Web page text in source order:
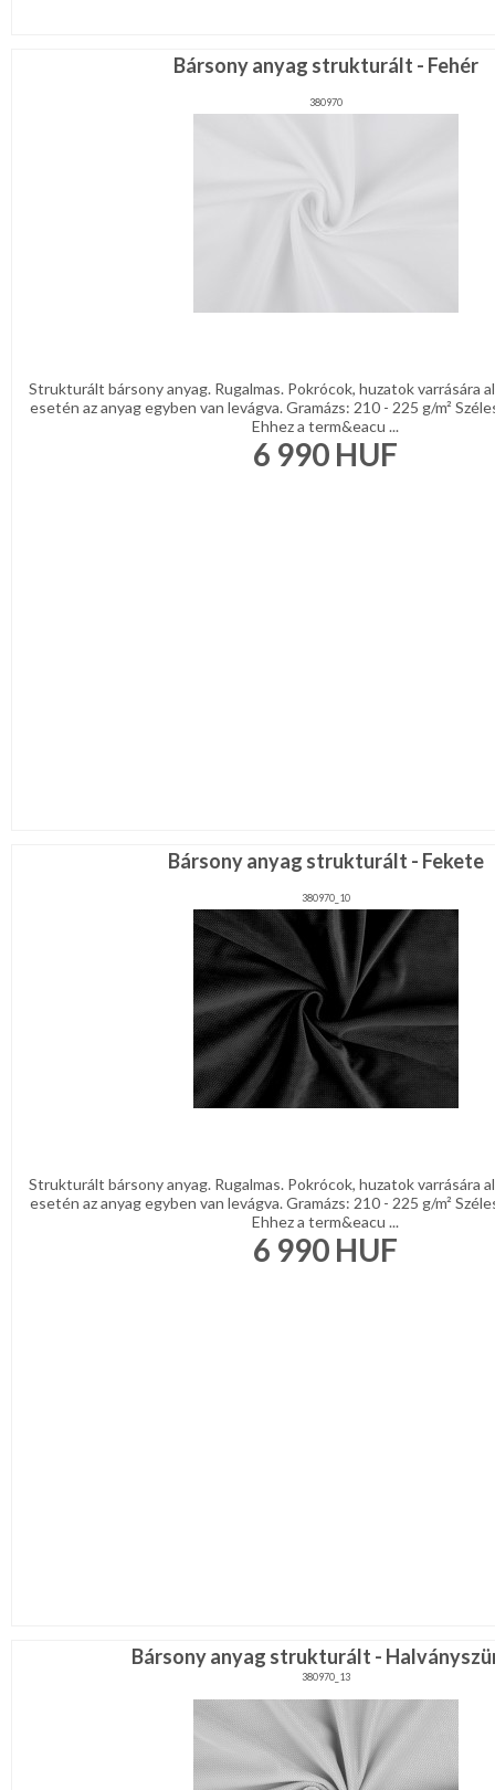
Bársony anyag strukturált - Fehér
380970
Strukturált bársony anyag. Rugalmas. Pokrócok, huzatok varrására
esetén az anyag egyben van levágva. Gramázs: 210 - 225 g/m²
Ehhez a term&eacu ...
6 990 HUF
Bársony anyag strukturált - Fekete
380970_10
Strukturált bársony anyag. Rugalmas. Pokrócok, huzatok varrására
esetén az anyag egyben van levágva. Gramázs: 210 - 225 g/m²
Ehhez a term&eacu ...
6 990 HUF
Bársony anyag strukturált -
380970_13